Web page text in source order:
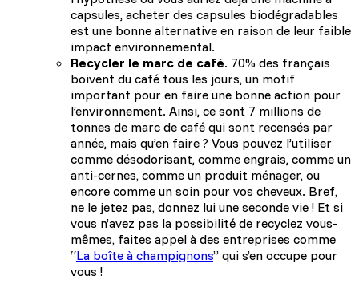
capsules, acheter des capsules biodégradables
est une bonne alternative en raison de leur faible
impact environnemental.
Recycler le marc de café. 70% des français
boivent du café tous les jours, un motif
important pour en faire une bonne action pour
l’environnement. Ainsi, ce sont 7 millions de
tonnes de marc de café qui sont recensés par
année, mais qu’en faire ? Vous pouvez l’utiliser
comme désodorisant, comme engrais, comme un
anti-cernes, comme un produit ménager, ou
encore comme un soin pour vos cheveux. Bref,
ne le jetez pas, donnez lui une seconde vie ! Et si
vous n’avez pas la possibilité de recyclez vous-
mêmes, faites appel à des entreprises comme
“La boîte à champignons” qui s’en occupe pour
vous !